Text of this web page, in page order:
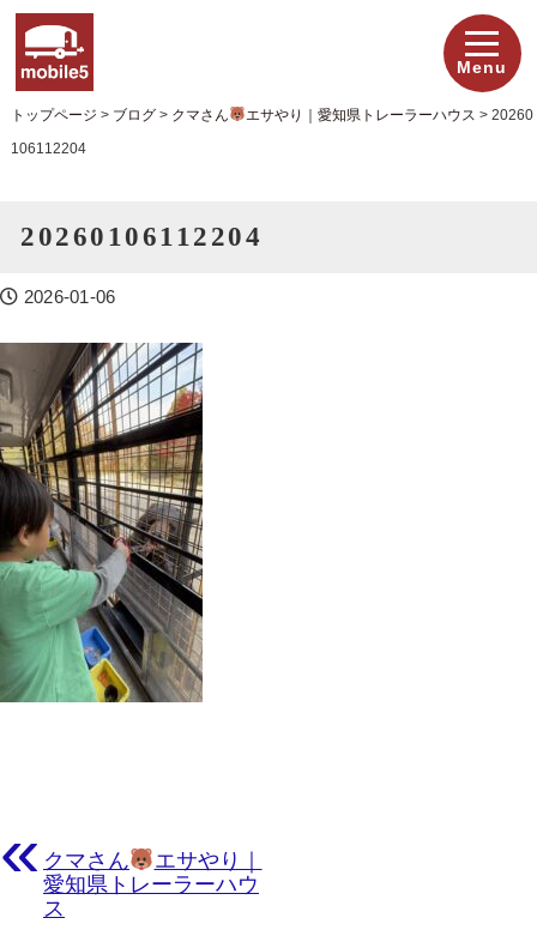
Menu
トップページ > ブログ> クマさん エサやり｜愛知県トレーラーハウス > 20260
106112204
20260106112204
2026-01-06
« クマさん
エサやり｜
愛知県トレーラーハウ
ス